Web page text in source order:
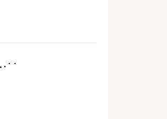
˙˙·٠•●๑ღ♥Мария Медведева♥ღ๑●•٠·˙˙